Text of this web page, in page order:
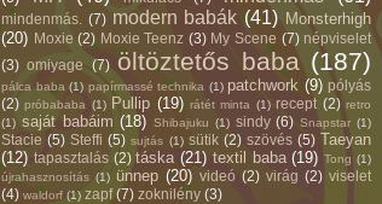
mindenmás. (7) modern babák (41) Monsterhigh
(20) Moxie (2) Moxie Teenz (3) My Scene (7) népviselet
(3) omiyage (7) öltöztetős baba (187)
pálca baba (1) papírmassé technika (1) patchwork (9) pólyás
(2) próbababa (1) Pullip (19) rátét minta (1) recept (2) retro
(1) saját babáim (18) Shibajuku (1) sindy (6) Snapstar (1)
Stacie (5) Steffi (5) sujtás (1) sütik (2) szövés (5) Taeyan
(12) tapasztalás (2) táska (21) textil baba (19) Tong (1)
újrahasznosítás (1) ünnep (20) videó (2) virág (2) viselet
(4) waldorf (1) zapf (7) zoknilény (3)